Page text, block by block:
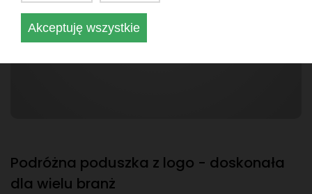
Podróżna poduszka z logo - doskonała
dla wielu branż
Akceptuję wszystkie